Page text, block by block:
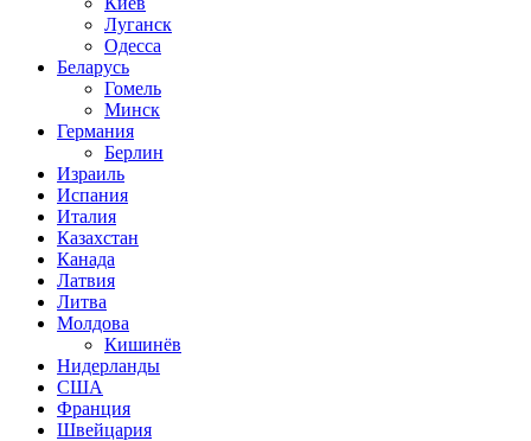
Луганск
Одесса
Беларусь
Гомель
Минск
Германия
Берлин
Израиль
Испания
Италия
Казахстан
Канада
Латвия
Литва
Молдова
Кишинёв
Нидерланды
США
Франция
Швейцария